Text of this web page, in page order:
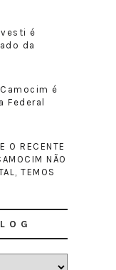
é
da
é
Federal
O RECENTE
NÃO
TEMOS